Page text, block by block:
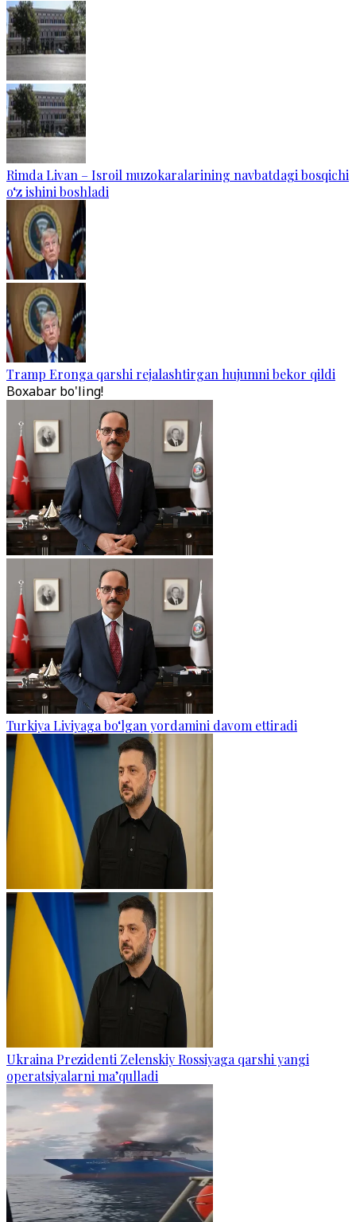
Rimda Livan – Isroil muzokaralarining navbatdagi bosqichi
o‘z ishini boshladi
Tramp Eronga qarshi rejalashtirgan hujumni bekor qildi
Boxabar bo'ling!
Turkiya Liviyaga bo‘lgan yordamini davom ettiradi
Ukraina Prezidenti Zelenskiy Rossiyaga qarshi yangi
operatsiyalarni ma’qulladi